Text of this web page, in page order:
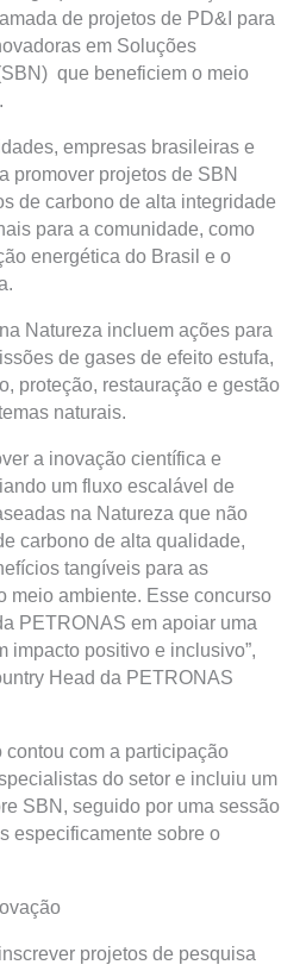
de projetos de PD&I para
em Soluções
que beneficiem o meio
empresas brasileiras e
promover projetos de SBN
de carbono de alta integridade
para a comunidade, como
energética do Brasil e o
Natureza incluem ações para
de gases de efeito estufa,
proteção, restauração e gestão
naturais.
a inovação científica e
um fluxo escalável de
na Natureza que não
carbono de alta qualidade,
tangíveis para as
meio ambiente. Esse concurso
PETRONAS em apoiar uma
impacto positivo e inclusivo”,
Head da PETRONAS
com a participação
do setor e incluiu um
SBN, seguido por uma sessão
especificamente sobre o
projetos de pesquisa